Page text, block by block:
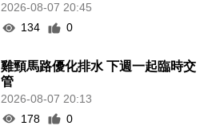
2026-08-07 20:45
134
0
雞頸馬路優化排水 下週一起臨時交
管
2026-08-07 20:13
178
0